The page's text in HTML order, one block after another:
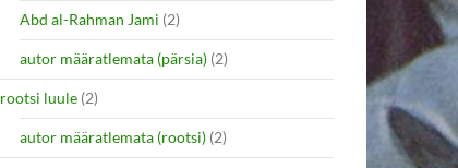
Abd al-Rahman Jami (2)
autor määratlemata (pärsia) (2)
rootsi luule (2)
autor määratlemata (rootsi) (2)